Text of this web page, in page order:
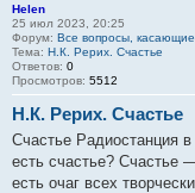
Helen
25 июл 2023, 20:25
Форум: Все вопросы,
Тема: Н.К. Рерих. Счастье
Ответов: 0
Просмотров: 5512
Н.К. Рерих. Счастье
Счастье Радиостанция
есть счастье? Счастье
есть очаг всех